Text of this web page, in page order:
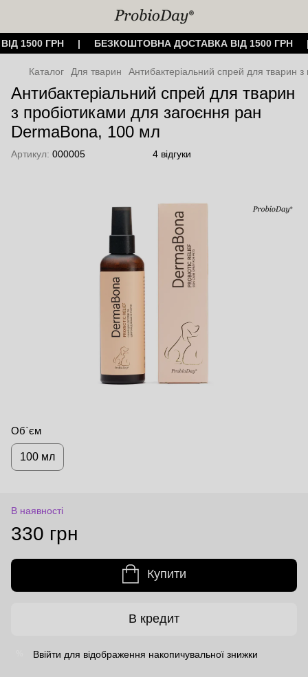
1500 ГРН | БЕЗКОШТОВНА ДОСТАВКА ВІД 1500
Каталог Для тварин Антибактеріальний спрей для тварин
Антибактеріальний спрей для тварин
з пробіотиками для загоєння ран
DermaBona, 100 мл
Артикул: 000005 4 відгуки
Об`єм
100 мл
В наявності
330 грн
Купити
В кредит
Ввійти для відображення накопичувальної знижки